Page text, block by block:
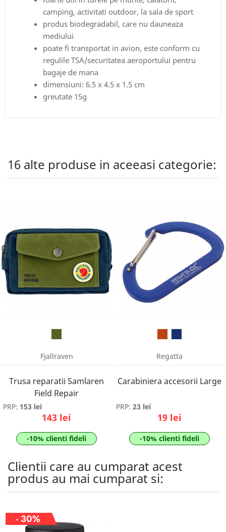
camping, activitati outdoor, la sala de sport
produs biodegradabil, care nu dauneaza
mediului
poate fi transportat in avion, este conform cu
regulile TSA/securitatea aeroportului pentru
bagaje de mana
dimensiuni: 6.5 x 4.5 x 1.5 cm
greutate 15g
16 alte produse in aceeasi categorie:
Fjallraven
Trusa reparatii Samlaren
Field Repair
PRP: 153 lei
143 lei
-10% clienti fideli
Regatta
Carabiniera accesorii Large
PRP: 23 lei
19 lei
-10% clienti fideli
Clientii care au cumparat acest
produs au mai cumparat si:
- 30%